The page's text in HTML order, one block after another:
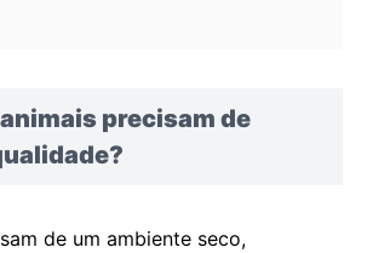
precisam de
de um ambiente seco,